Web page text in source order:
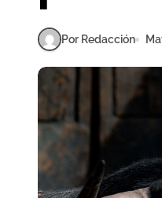
Por Redacción